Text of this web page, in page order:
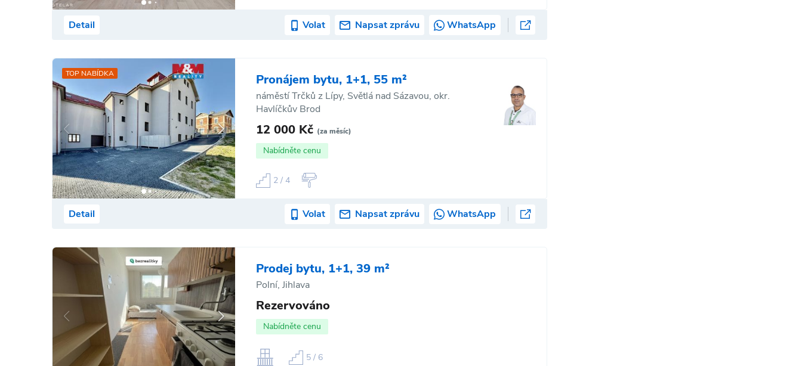
Detail Volat Napsat zprávu WhatsApp
TOP NABÍDKA Pronájem bytu, 1+1, 55 m²
náměstí Trčků z Lípy, Světlá nad Sázavou, okr.
Havlíčkův Brod
12 000 Kč (za měsíc)
Nabídněte cenu
2 / 4
Detail Volat Napsat zprávu WhatsApp
Prodej bytu, 1+1, 39 m²
Polní, Jihlava
Rezervováno
Nabídněte cenu
5 / 6